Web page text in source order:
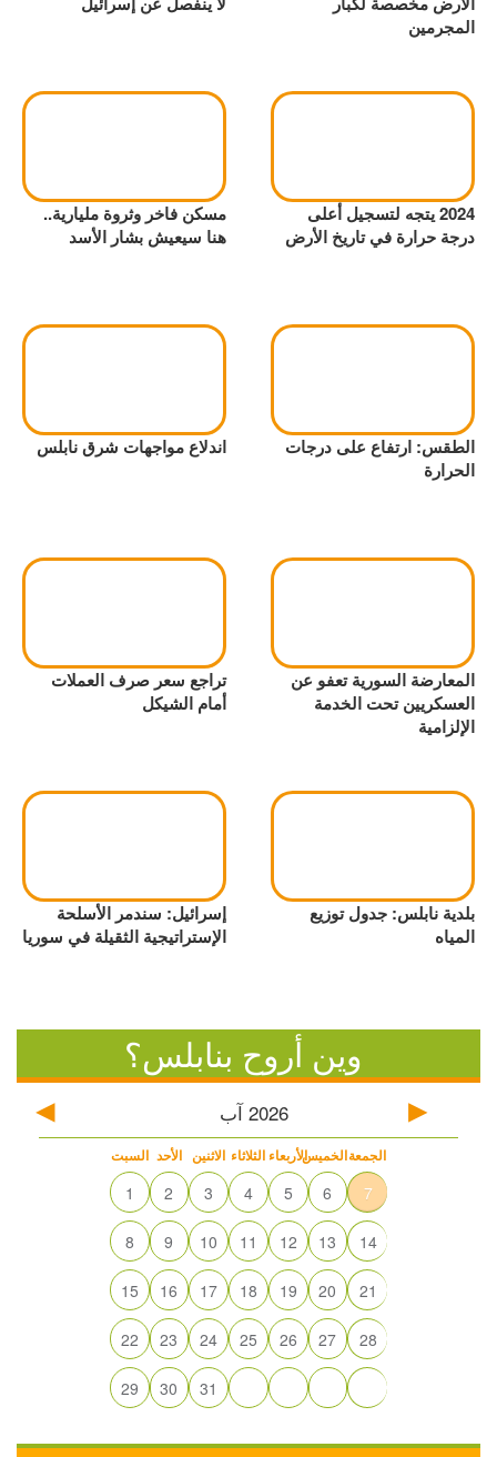
المجرمين
2024 يتجه لتسجيل أعلى
درجة حرارة في تاريخ الأرض
مسكن فاخر وثروة مليارية..
هنا سيعيش بشار الأسد
الطقس: ارتفاع على درجات
الحرارة
اندلاع مواجهات شرق نابلس
المعارضة السورية تعفو عن
العسكريين تحت الخدمة
الإلزامية
تراجع سعر صرف العملات
أمام الشيكل
بلدية نابلس: جدول توزيع
المياه
إسرائيل: سندمر الأسلحة
الإستراتيجية الثقيلة في سوريا
وين أروح بنابلس؟
2026 آب
السبت الأحد الاثنين الثلاثاء الأربعاءالخميسالجمعة
1 2 3 4 5 6 7
8 9 10 11 12 13 14
15 16 17 18 19 20 21
22 23 24 25 26 27 28
29 30 31